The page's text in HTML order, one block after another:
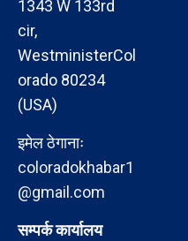
1343 W 133rd
cir,
WestministerCol
orado 80234
(USA)
इमेल ठेगानाः
coloradokhabar1
@gmail.com
सम्पर्क कार्यालय